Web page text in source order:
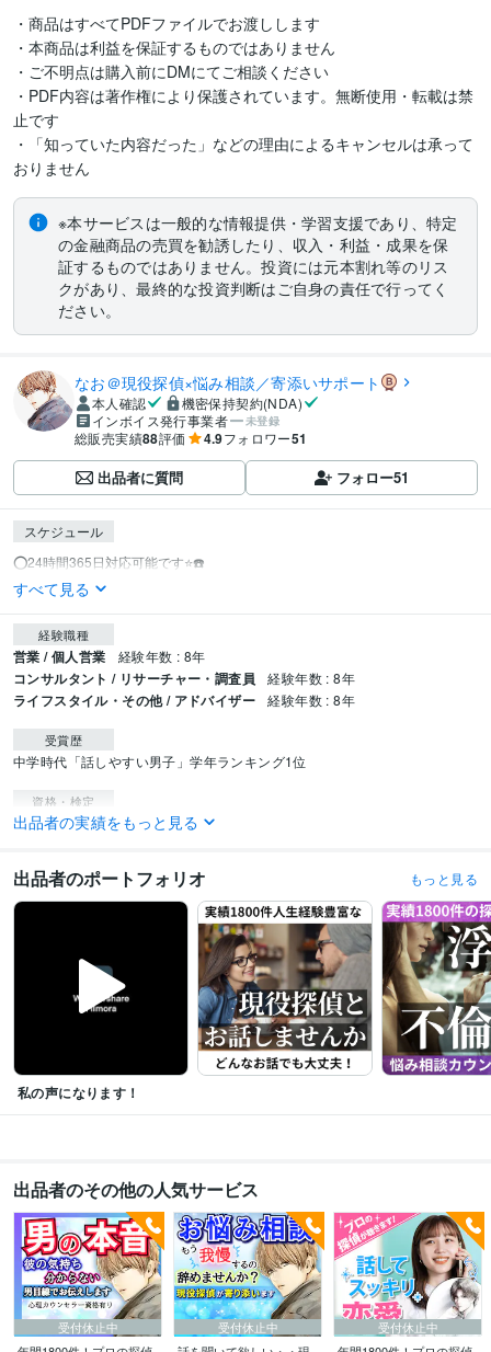
・商品はすべてPDFファイルでお渡しします
・本商品は利益を保証するものではありません
・ご不明点は購入前にDMにてご相談ください
・PDF内容は著作権により保護されています。無断使用・転載は禁
止です
・「知っていた内容だった」などの理由によるキャンセルは承って
※本サービスは一般的な情報提供・学習支援であり、特定
の金融商品の売買を勧誘したり、収入・利益・成果を保
証するものではありません。投資には元本割れ等のリス
クがあり、最終的な投資判断はご自身の責任で行ってく
ださい。
なお＠現役探偵×悩み相談／寄添いサポート
本人確認
機密保持契約(NDA)
インボイス発行事業者
未登録
総販売実績88評価 4.9フォロワー51
出品者に質問 フォロー51
スケジュール
すべて見る
経験職種
営業 / 個人営業 経験年数 : 8年
コンサルタント / リサーチャー・調査員 経験年数 : 8年
ライフスタイル・その他 / アドバイザー 経験年数 : 8年
受賞歴
中学時代「話しやすい男子」学年ランキング1位
資格・検定
上級心理カウンセラー（JADP認定）
実用英語検定2級・・・完全ボディランゲージです
一級探偵調査士検定 取得年 : 2015年
探偵業務管理者検定 取得年 : 2018年
自動車免許・・・よくドライブに行きます 取得年 : 2009年
悩み相談・カウンセリング 浮気、不倫・誰にも言えない恋愛相談0円～ う
つ病・パニック障害の電話相談　0円～
出品者の実績をもっと見る
出品者のポートフォリオ もっと見る
私の声になります！
出品者のその他の人気サービス
受付休止中
受付休止中
受付休止中